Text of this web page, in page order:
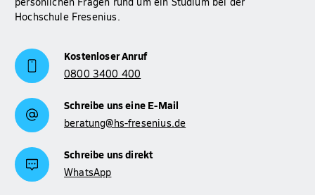
Hochschule Fresenius.
Kostenloser Anruf
0800 3400 400
Schreibe uns eine E-Mail
beratung@hs-fresenius.de
Schreibe uns direkt
WhatsApp